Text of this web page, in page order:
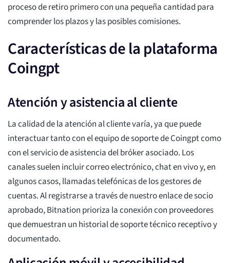
proceso de retiro primero con una pequeña cantidad para
comprender los plazos y las posibles comisiones.
Características de la plataforma
Coingpt
Atención y asistencia al cliente
La calidad de la atención al cliente varía, ya que puede
interactuar tanto con el equipo de soporte de Coingpt como
con el servicio de asistencia del bróker asociado. Los
canales suelen incluir correo electrónico, chat en vivo y, en
algunos casos, llamadas telefónicas de los gestores de
cuentas. Al registrarse a través de nuestro enlace de socio
aprobado, Bitnation prioriza la conexión con proveedores
que demuestran un historial de soporte técnico receptivo y
documentado.